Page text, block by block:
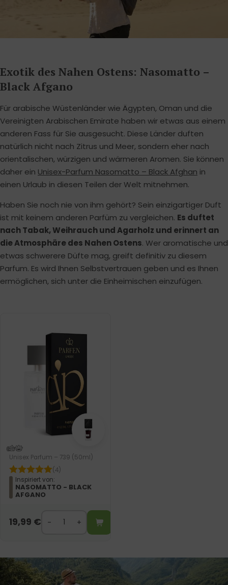
Exotik des Nahen Ostens: Nasomatto –
Black Afgano
Für arabische Wüstenländer wie Ägypten, Oman und die
Vereinigten Arabischen Emirate haben wir etwas aus einem
anderen Fass für Sie ausgesucht. Diese Länder duften
natürlich nicht nach Zitrus und Meer, sondern eher nach
orientalischen, würzigen und wärmeren Aromen. Sie können
daher ein Unisex-Parfum Nasomatto – Black Afghan in
einen Urlaub in diesen Teilen der Welt mitnehmen.
Haben Sie noch nie von ihm gehört? Sein einzigartiger Duft
ist mit keinem anderen Parfüm zu vergleichen. Es duftet
nach Tabak, Weihrauch und Agarholz und erinnert an
die Atmosphäre des Nahen Ostens. Wer aromatische und
etwas schwerere Düfte mag, greift definitiv zu diesem
Parfum. Es wird Ihnen Selbstvertrauen geben und es Ihnen
ermöglichen, sich unter die Einheimischen einzufügen.
Unisex Parfum – 739 (50ml)
(4)
Inspiriert von:
NASOMATTO - BLACK
AFGANO
19,99 €